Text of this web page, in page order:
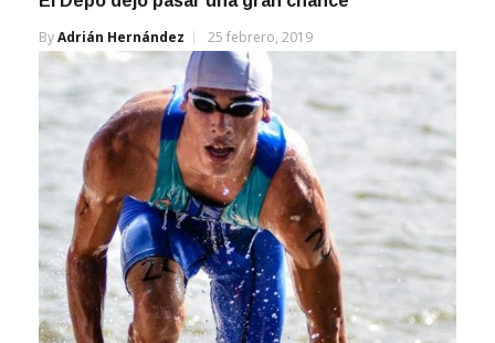
ByAdrián Hernández 25 febrero, 2019